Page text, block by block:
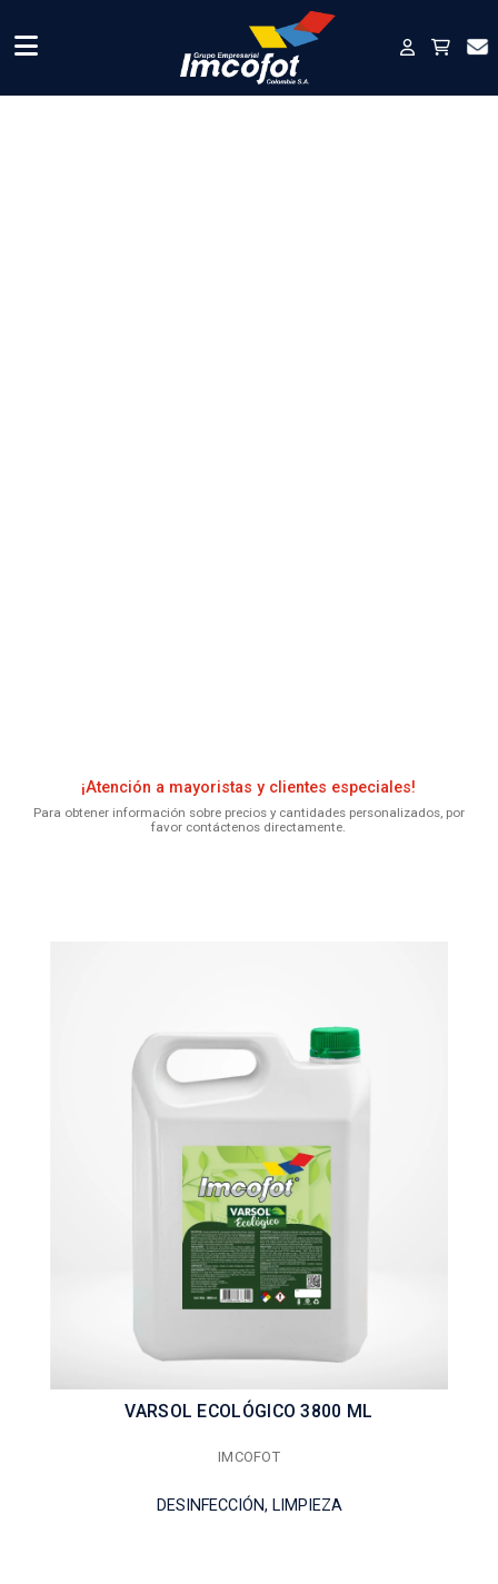
¡Atención a mayoristas y clientes especiales!
Para obtener información sobre precios y cantidades personalizados, por
favor contáctenos directamente.
VARSOL ECOLÓGICO 3800 ML
IMCOFOT
DESINFECCIÓN, LIMPIEZA